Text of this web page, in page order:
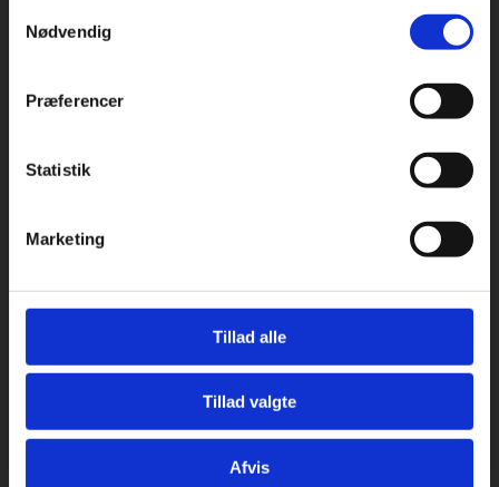
Nødvendig
Præferencer
Statistik
Marketing
Tillad alle
Tillad valgte
Afvis
1120 København K
Kochsgade 31D
Rødekro
Kontakt kundeservice
+45 70 23 85 87
Kontakt teknisk support
Gå til praxisOnline